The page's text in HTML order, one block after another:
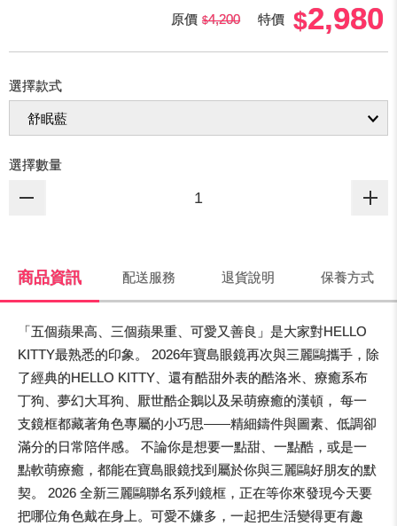
原價 4,200 特價 2,980
選擇款式
選擇數量
商品資訊 配送服務 退貨說明 保養方式
「五個蘋果高、三個蘋果重、可愛又善良」是大家對HELLO
KITTY最熟悉的印象。 2026年寶島眼鏡再次與三麗鷗攜手，除
了經典的HELLO KITTY、還有酷甜外表的酷洛米、療癒系布
丁狗、夢幻大耳狗、厭世酷企鵝以及呆萌療癒的漢頓， 每一
支鏡框都藏著角色專屬的小巧思——精細鑄件與圖素、低調卻
滿分的日常陪伴感。 不論你是想要一點甜、一點酷，或是一
點軟萌療癒，都能在寶島眼鏡找到屬於你與三麗鷗好朋友的默
契。 2026 全新三麗鷗聯名系列鏡框，正在等你來發現今天要
把哪位角色戴在身上。可愛不嫌多，一起把生活變得更有趣